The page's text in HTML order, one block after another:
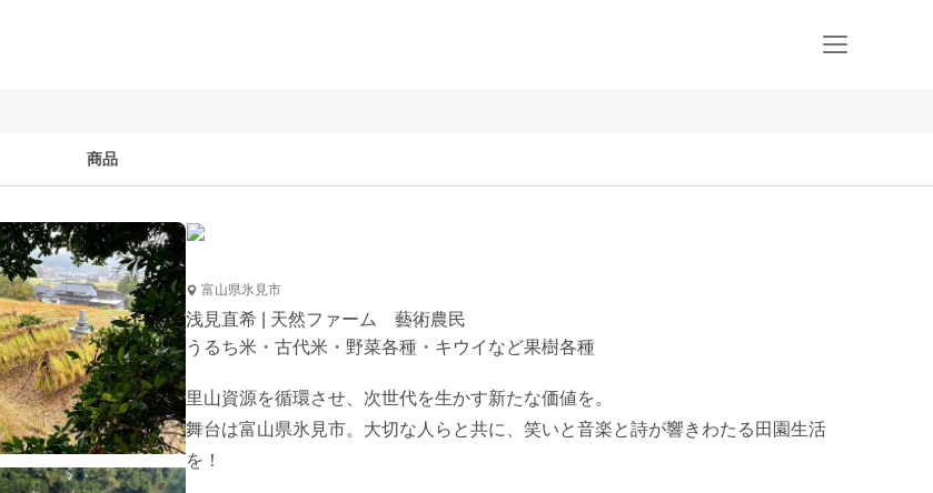
商品
富山県氷見市
浅見直希 | 天然ファーム 藝術農民
うるち米・古代米・野菜各種・キウイなど果樹各種
里山資源を循環させ、次世代を生かす新たな価値を。
舞台は富山県氷見市。大切な人らと共に、笑いと音楽と詩が響きわたる田園生活
を！